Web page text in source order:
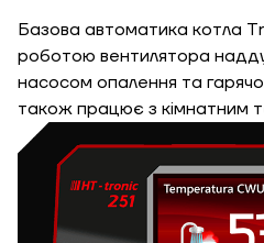
Базова автоматика котла
роботою вентилятора
насосом опалення та
також працює з кімнатним